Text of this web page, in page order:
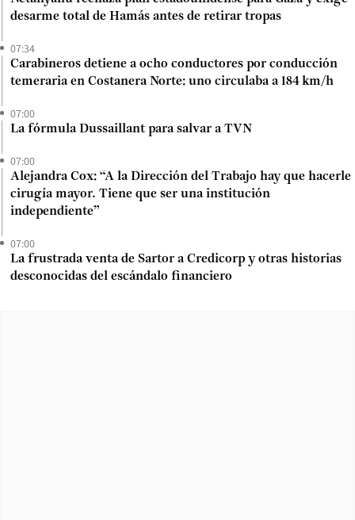
desarme total de Hamás antes de retirar tropas
07:34
Carabineros detiene a ocho conductores por conducción
temeraria en Costanera Norte: uno circulaba a 184 km/h
07:00
La fórmula Dussaillant para salvar a TVN
07:00
Alejandra Cox: “A la Dirección del Trabajo hay que hacerle
cirugía mayor. Tiene que ser una institución
independiente”
07:00
La frustrada venta de Sartor a Credicorp y otras historias
desconocidas del escándalo financiero